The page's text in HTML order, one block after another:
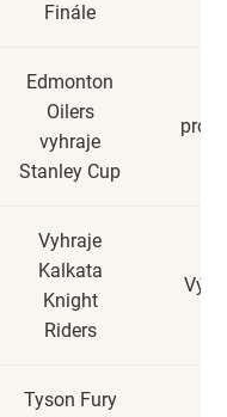
Finále
Edmonton
Oilers
vyhraje
Stanley Cup
Vyhraje
Kalkata
Knight
Riders
Tyson Fury